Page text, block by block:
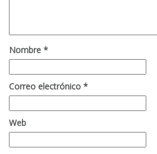
Nombre *
Correo electrónico *
Web